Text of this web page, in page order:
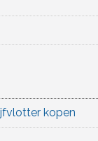
kopen